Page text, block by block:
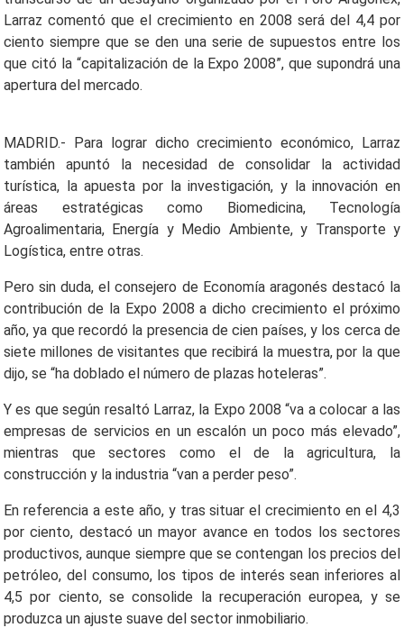
Larraz comentó que el crecimiento en 2008 será del 4,4 por
ciento siempre que se den una serie de supuestos entre los
que citó la “capitalización de la Expo 2008”, que supondrá una
apertura del mercado.
MADRID.- Para lograr dicho crecimiento económico, Larraz
también apuntó la necesidad de consolidar la actividad
turística, la apuesta por la investigación, y la innovación en
áreas estratégicas como Biomedicina, Tecnología
Agroalimentaria, Energía y Medio Ambiente, y Transporte y
Logística, entre otras.
Pero sin duda, el consejero de Economía aragonés destacó la
contribución de la Expo 2008 a dicho crecimiento el próximo
año, ya que recordó la presencia de cien países, y los cerca de
siete millones de visitantes que recibirá la muestra, por la que
dijo, se “ha doblado el número de plazas hoteleras”.
Y es que según resaltó Larraz, la Expo 2008 “va a colocar a las
empresas de servicios en un escalón un poco más elevado”,
mientras que sectores como el de la agricultura, la
construcción y la industria “van a perder peso”.
En referencia a este año, y tras situar el crecimiento en el 4,3
por ciento, destacó un mayor avance en todos los sectores
productivos, aunque siempre que se contengan los precios del
petróleo, del consumo, los tipos de interés sean inferiores al
4,5 por ciento, se consolide la recuperación europea, y se
produzca un ajuste suave del sector inmobiliario.